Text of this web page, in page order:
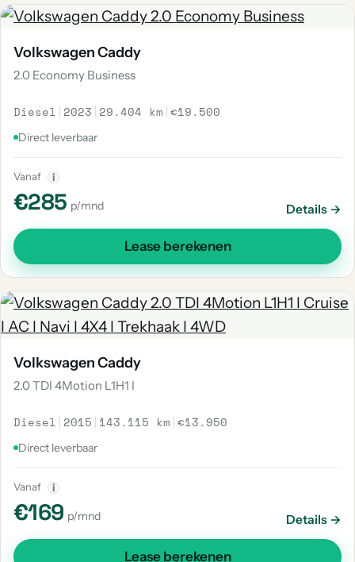
Volkswagen Caddy
2.0 Economy Business
Diesel | 2023 | 29.404 km |€19.500
Direct leverbaar
Vanaf i
€285 p/mnd Details →
Lease berekenen
Volkswagen Caddy
2.0 TDI 4Motion L1H1 I
Diesel | 2015 | 143.115 km |€13.950
Direct leverbaar
Vanaf i
€169 p/mnd Details →
Lease berekenen